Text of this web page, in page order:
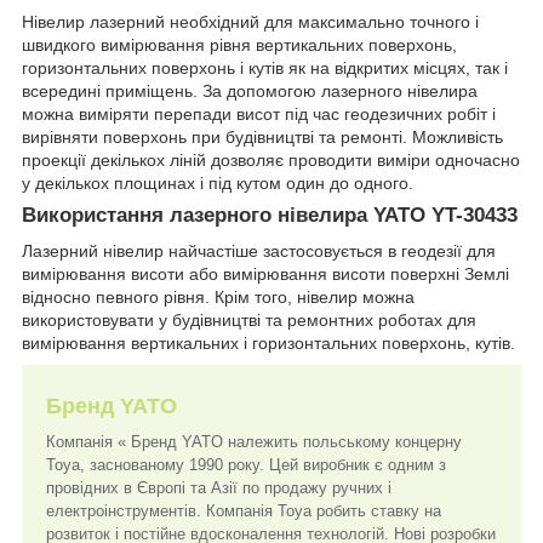
Нівелир лазерний необхідний для максимально точного і
швидкого вимірювання рівня вертикальних поверхонь,
горизонтальних поверхонь і кутів як на відкритих місцях, так і
всередині приміщень. За допомогою лазерного нівелира
можна виміряти перепади висот під час геодезичних робіт і
вирівняти поверхонь при будівництві та ремонті. Можливість
проекції декількох ліній дозволяє проводити виміри одночасно
у декількох площинах і під кутом один до одного.
Використання лазерного нівелира YATO YT-30433
Лазерний нівелир найчастіше застосовується в геодезії для
вимірювання висоти або вимірювання висоти поверхні Землі
відносно певного рівня. Крім того, нівелир можна
використовувати у будівництві та ремонтних роботах для
вимірювання вертикальних і горизонтальних поверхонь, кутів.
Бренд YATO
Компанія « Бренд YATO належить польському концерну
Toya, заснованому 1990 року. Цей виробник є одним з
провідних в Європі та Азії по продажу ручних і
електроінструментів. Компанія Toya робить ставку на
розвиток і постійне вдосконалення технологій. Нові розробки